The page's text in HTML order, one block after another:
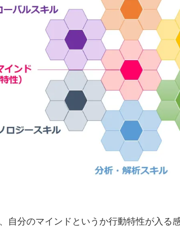
自分のマインドというか行動特性が入る感